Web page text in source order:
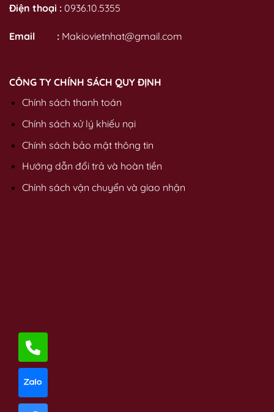
Điện thoại : 0936.10.5355
Email : Makiovietnhat@gmail.com
CÔNG TY CHÍNH SÁCH QUY ĐỊNH
Chính sách thanh toán
Chính sách xử lý khiếu nại
Chính sách bảo mật thông tin
Hướng dẫn đổi trả và hoàn tiền
Chính sách vận chuyển và giao nhận